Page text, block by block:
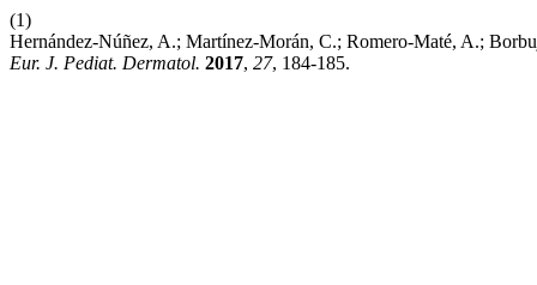
(1)
Hernández-Núñez, A.; Martínez-Morán, C.; Romero-Maté, A.;
Eur. J. Pediat. Dermatol. 2017, 27, 184-185.